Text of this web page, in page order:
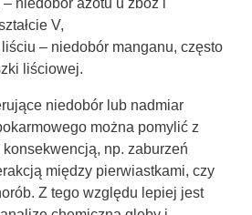
niedobór azotu u zbóż i
V,
– niedobór manganu, często
liściowej.
niedobór lub nadmiar
można pomylić z
np. zaburzeń
między pierwiastkami, czy
Z tego względu lepiej jest